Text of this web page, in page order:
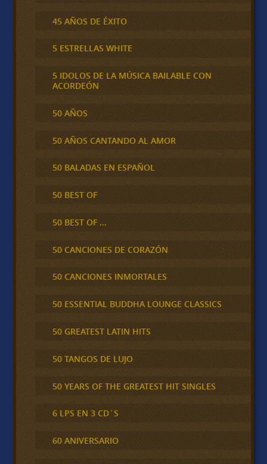
45 AÑOS DE ÉXITO
5 ESTRELLAS WHITE
5 IDOLOS DE LA MÚSICA BAILABLE CON
ACORDEÓN
50 AÑOS
50 AÑOS CANTANDO AL AMOR
50 BALADAS EN ESPAÑOL
50 BEST OF
50 BEST OF …
50 CANCIONES DE CORAZÓN
50 CANCIONES INMORTALES
50 ESSENTIAL BUDDHA LOUNGE CLASSICS
50 GREATEST LATIN HITS
50 TANGOS DE LUJO
50 YEARS OF THE GREATEST HIT SINGLES
6 LPS EN 3 CD´S
60 ANIVERSARIO